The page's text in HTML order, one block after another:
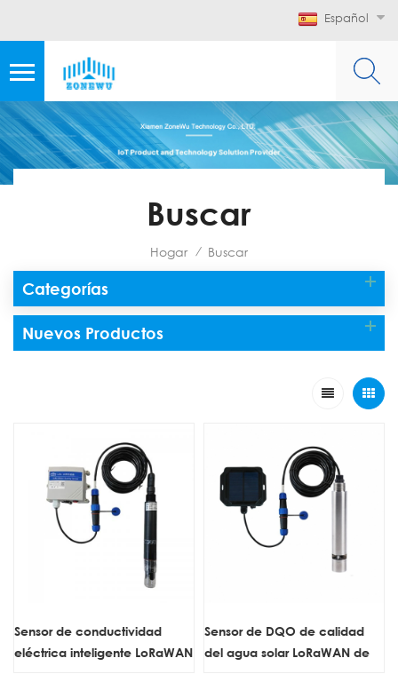
Español
Buscar
Hogar / Buscar
Categorías
Nuevos Productos
Sensor de conductividad
eléctrica inteligente LoRaWAN
Sensor de DQO de calidad
del agua solar LoRaWAN de